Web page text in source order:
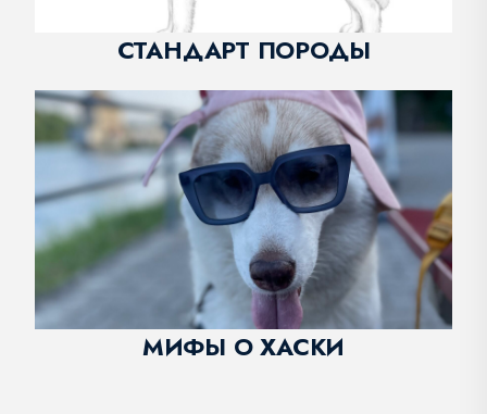
СТАНДАРТ ПОРОДЫ
МИФЫ О ХАСКИ